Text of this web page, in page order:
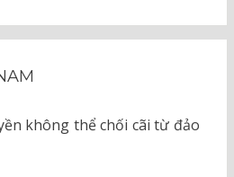
không thể chối cãi từ đảo